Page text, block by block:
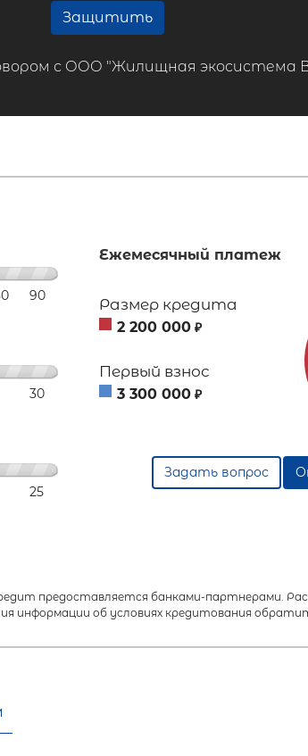
Защитить
с ООО "Жилищная экосистема
90
30
25
Ежемесячный платеж
Размер кредита
2 200 000 ₽
Первый взнос
3 300 000 ₽
Задать вопрос
предоставляется банками-партнерами.
об условиях кредитования